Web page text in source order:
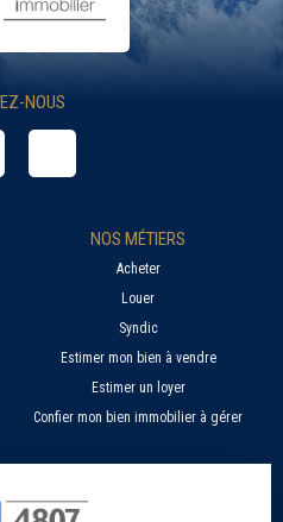
NOUS
NOS MÉTIERS
Acheter
Louer
Syndic
Estimer mon bien à vendre
Estimer un loyer
Confier mon bien immobilier à gérer